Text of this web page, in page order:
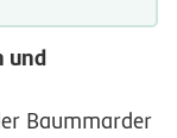
und
Baummarder